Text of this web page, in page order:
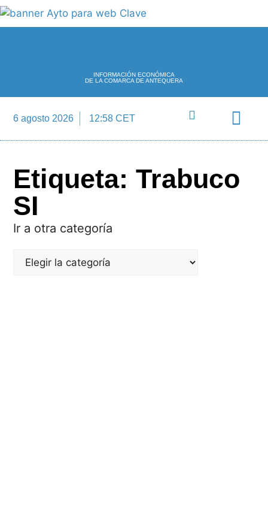
INFORMACIÓN ECONÓMICA
DE LA COMARCA DE ANTEQUERA
6 agosto 2026 12:58 CET
Etiqueta: Trabuco
SI
Ir a otra categoría